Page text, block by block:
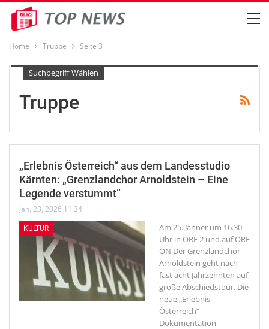
Home Truppe Seite 3
Suchbegriff Wählen
Truppe
„Erlebnis Österreich“ aus dem Landesstudio
Kärnten: „Grenzlandchor Arnoldstein – Eine
Legende verstummt“
Jan. 23, 2026 11:34
KULTUR
Am 25. Jänner um 16.30
Uhr in ORF 2 und auf ORF
ON Der Grenzlandchor
Arnoldstein geht nach
fast acht Jahrzehnten auf
große Abschiedstour. Die
neue „Erlebnis
Österreich“-
Dokumentation